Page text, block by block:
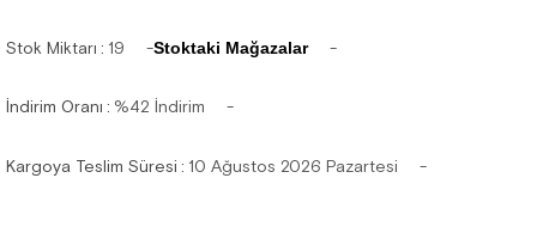
Stok Miktarı : 19 Stoktaki Mağazalar
İndirim Oranı : %42 İndirim
Kargoya Teslim Süresi : 10 Ağustos 2026 Pazartesi